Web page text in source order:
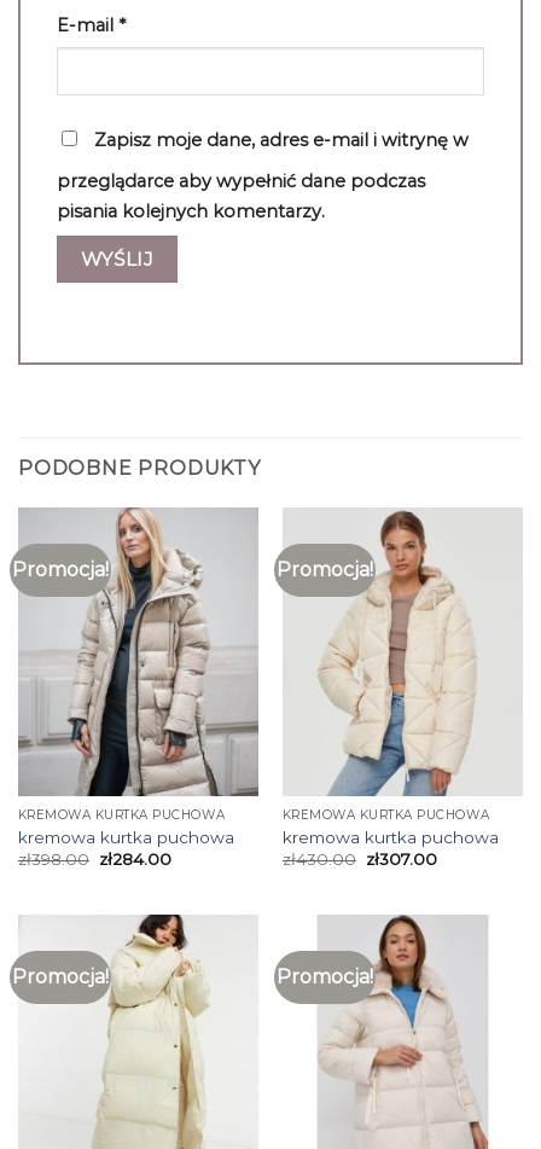
E-mail *
Zapisz moje dane, adres e-mail i witrynę w
przeglądarce aby wypełnić dane podczas
pisania kolejnych komentarzy.
PODOBNE PRODUKTY
Promocja!
KREMOWA KURTKA PUCHOWA
kremowa kurtka puchowa
zł398.00 zł284.00
Promocja!
KREMOWA KURTKA PUCHOWA
kremowa kurtka puchowa
zł430.00 zł307.00
Promocja! Promocja!